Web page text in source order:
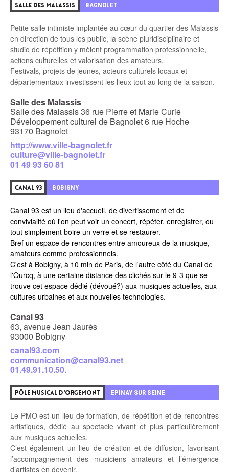
SALLE DES MALASSIS BAGNOLET
Petite salle intimiste implantée au cœur du quartier des Malassis
en direction de tous les public, la scène pluridisciplinaire et
studio de répétition y mèlent programmation professionnelle,
actions culturelles et valorisation des amateurs.
Festivals, projets de jeunes, acteurs culturels locaux et
départementaux investissent les lieux tout au long de la saison.
Salle des Malassis
Salle des Malassis 36 rue Pierre et Marie Curie
Développement culturel de Bagnolet 6 rue Hoche
93170 Bagnolet
http://www.ville-bagnolet.fr
culture@ville-bagnolet.fr
01 49 93 60 81
CANAL 93 BOBIGNY
Canal 93 est un lieu d'accueil, de divertissement et de
convivialité où l'on peut voir un concert, répéter, enregistrer, ou
tout simplement boire un verre et se restaurer.
Bref un espace de rencontres entre amoureux de la musique,
amateurs comme professionnels.
C'est à Bobigny, à 10 min de Paris, de l'autre côté du Canal de
l'Ourcq, à une certaine distance des clichés sur le 9-3 que se
trouve cet espace dédié (dévoué?) aux musiques actuelles, aux
cultures urbaines et aux nouvelles technologies.
Canal 93
63, avenue Jean Jaurès
93000 Bobigny
canal93.com
communication@canal93.net
01.49.91.10.50.
PÔLE MUSICAL D'ORGEMONT EPINAY SUR SEINE
Le PMO est un lieu de formation, de répétition et de rencontres
artistiques, dédié au spectacle vivant et plus particulièrement
aux musiques actuelles.
C’est également un lieu de création et de diffusion, favorisant
l’accompagnement des musiciens amateurs et l’émergence
d’artistes en devenir.